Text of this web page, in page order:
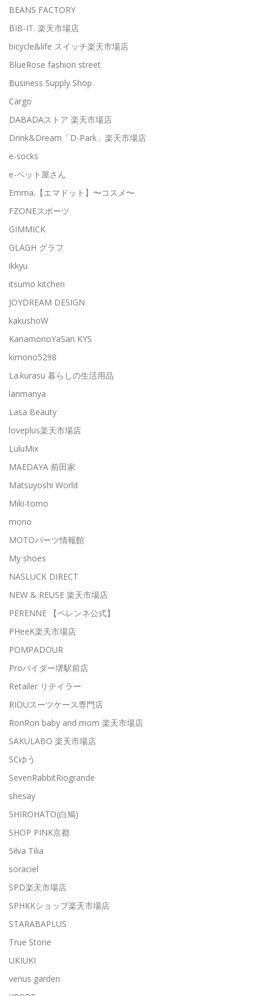
BEANS FACTORY
BIB-IT. 楽天市場店
bicycle&life スイッチ楽天市場店
BlueRose fashion street
Business Supply Shop
Cargo
DABADAストア 楽天市場店
Drink&Dream「D-Park」楽天市場店
e-socks
e-ペット屋さん
Emma.【エマドット】〜コスメ〜
FZONEスポーツ
GIMMICK
GLAGH グラフ
ikkyu
itsumo kitchen
JOYDREAM DESIGN
kakushoW
KanamonoYaSan KYS
kimono5298
La.kurasu 暮らしの生活用品
lanmanya
Lasa Beauty
loveplus楽天市場店
LuluMix
MAEDAYA 前田家
Matsuyoshi World
Miki-tomo
mono
MOTOパーツ情報館
My shoes
NASLUCK DIRECT
NEW & REUSE 楽天市場店
PERENNE 【ペレンネ公式】
PHeeK楽天市場店
POMPADOUR
Proバイダー堺駅前店
Retailer リテイラー
RIOUスーツケース専門店
RonRon baby and mom 楽天市場店
SAKULABO 楽天市場店
SCゆう
SevenRabbitRiogrande
shesay
SHIROHATO(白鳩)
SHOP PINK京都
Silva Tilia
soraciel
SPD楽天市場店
SPHKKショップ楽天市場店
STARABAPLUS
True Stone
UKIUKI
venus garden